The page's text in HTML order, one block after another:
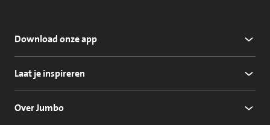
Download onze app
Laat je inspireren
Over Jumbo